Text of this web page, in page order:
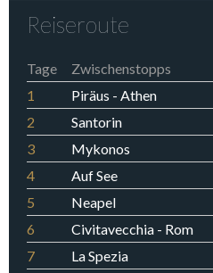
Reiseroute
Tage Zwischenstopps
1
Piräus - Athen
2
Santorin
3
Mykonos
4
Auf See
5
Neapel
6
Civitavecchia - Rom
7
La Spezia